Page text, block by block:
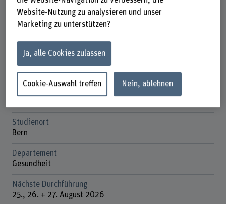
Anzahl ECTS
2 ECTS-Credits
3 SIWF-Credits
CHF 1'050
Studienort
Bern
Departement
Gesundheit
Nächste Durchführung
25., 26. + 27. August 2026
Website-Nutzung zu analysieren und unser
Marketing zu unterstützen?
Ja, alle Cookies zulassen
Cookie-Auswahl treffen Nein, ablehnen